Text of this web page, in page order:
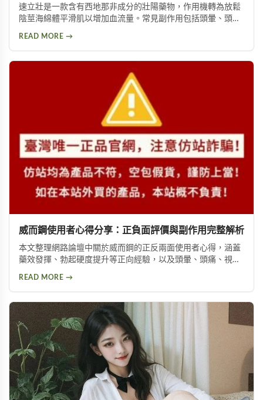
速立壯是一款含有西地那非成分的壯陽藥物，作用機轉為放鬆
陰莖海綿體平滑肌以增加血流量。常見副作用包括頭暈、頭
你全面了解這款產品的優缺點，以及是否有更好的替代選擇。
READ MORE →
威而鋼使用者心得分享：正負面評價與副作用完整解析
本文整理網路論壇中關於威而鋼的正反兩面使用者心得，涵蓋
藥效發揮、勃起硬度提升等正向經驗，以及頭暈、頭痛、視覺
READ MORE →